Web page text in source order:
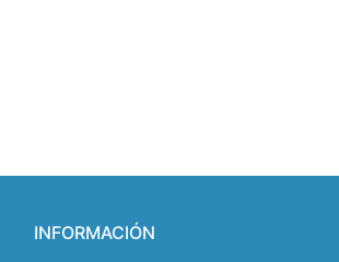
INFORMACIÓN